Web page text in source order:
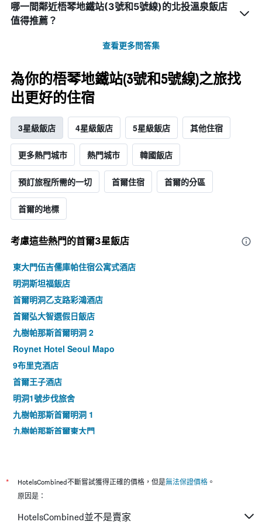
哪一間鄰近梧琴地鐵站(3號和5號線)的北投溫泉飯店
值得推薦？
查看更多問答集
為你的梧琴地鐵站(3號和5號線)之旅找
出更好的住宿
3星級飯店 4星級飯店 5星級飯店 其他住宿
更多熱門城市 熱門城市 韓國飯店
預訂旅程所需的一切 首爾住宿 首爾的分區
首爾的地標
考慮這些熱門的首爾3星​飯店
東大門伍吉儒庫帕住宿公寓式酒店
明洞斯坦福飯店
首爾明洞乙支路彩鴻酒店
首爾弘大智選假日飯店
九樹帕那斯首爾明洞 2
Roynet Hotel Seoul Mapo
9布里克酒店
首爾王子酒店
明洞1號步伐旅舍
九樹帕那斯首爾明洞 1
九樹帕那斯首爾東大門
空中花園酒店明洞1號店
宜必思尚品首爾明洞大使酒店
首爾東大門彩鴻酒店
* HotelsCombined不斷嘗試獲得正確的價格，但是無法保證價格 。
原因是：
HotelsCombined並不是賣家